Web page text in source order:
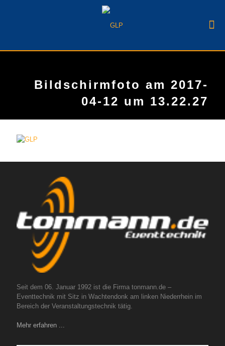
Bildschirmfoto am 2017-
04-12 um 13.22.27
Seit dem 06. Januar 1992 ist die Firma tonmann.de –
Eventtechnik mit Sitz in Wachtendonk am linken Niederrhein im
Bereich der Veranstaltungstechnik tätig.
Mehr erfahren ...